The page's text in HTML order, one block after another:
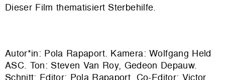
Dieser Film thematisiert Sterbehilfe.
Autor*in: Pola Rapaport. Kamera: Wolfgang Held
ASC. Ton: Steven Van Roy, Gedeon Depauw.
Schnitt: Editor: Pola Rapaport, Co-Editor: Victor